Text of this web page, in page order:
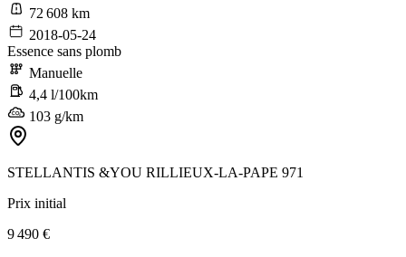
72 608 km
2018-05-24
Essence sans plomb
Manuelle
4,4 l/100km
103 g/km
STELLANTIS &YOU RILLIEUX-LA-PAPE 971
Prix initial
9 490 €